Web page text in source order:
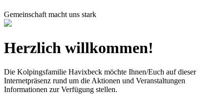
Gemeinschaft macht uns stark
Herzlich willkommen!
Die Kolpingsfamilie Havixbeck möchte Ihnen/Euch auf dieser
Internetpräsenz rund um die Aktionen und Veranstaltungen
Informationen zur Verfügung stellen.